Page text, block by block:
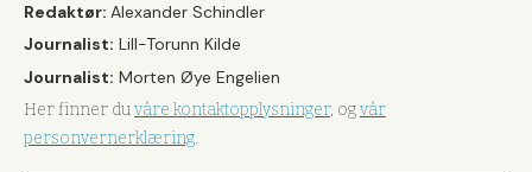
Redaktør: Alexander Schindler
Journalist: Lill-Torunn Kilde
Journalist: Morten Øye Engelien
Her finner duvåre kontaktopplysninger, ogvår
personvernerklæring.